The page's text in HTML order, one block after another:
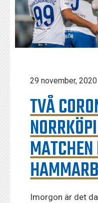
29 november, 2020
TVÅ
Imorgon är det